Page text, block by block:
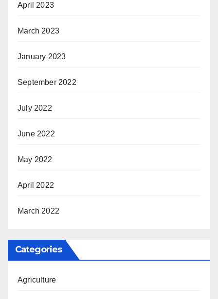
April 2023
March 2023
January 2023
September 2022
July 2022
June 2022
May 2022
April 2022
March 2022
Categories
Agriculture